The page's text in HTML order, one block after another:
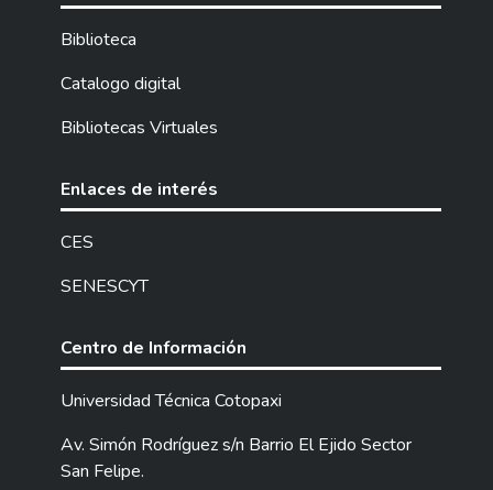
Biblioteca
Catalogo digital
Bibliotecas Virtuales
Enlaces de interés
CES
SENESCYT
Centro de Información
Universidad Técnica Cotopaxi
Av. Simón Rodríguez s/n Barrio El Ejido Sector
San Felipe.